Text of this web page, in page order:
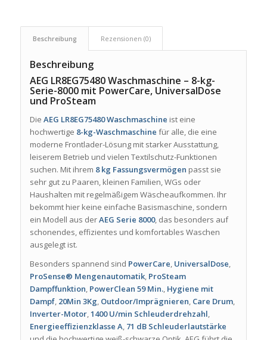
Beschreibung Rezensionen (0)
Beschreibung
AEG LR8EG75480 Waschmaschine – 8-kg-
Serie-8000 mit PowerCare, UniversalDose
und ProSteam
Die AEG LR8EG75480 Waschmaschine ist eine
hochwertige 8-kg-Waschmaschine für alle, die eine
moderne Frontlader-Lösung mit starker Ausstattung,
leiserem Betrieb und vielen Textilschutz-Funktionen
suchen. Mit ihrem 8 kg Fassungsvermögen passt sie
sehr gut zu Paaren, kleinen Familien, WGs oder
Haushalten mit regelmäßigem Wäscheaufkommen. Ihr
bekommt hier keine einfache Basismaschine, sondern
ein Modell aus derAEG Serie 8000, das besonders auf
schonendes, effizientes und komfortables Waschen
ausgelegt ist.
Besonders spannend sind PowerCare UniversalDose
ProSense® Mengenautomatik, ProSteam
Dampffunktion PowerClean 59 Min., Hygiene mit
Dampf, 20Min 3Kg Outdoor/Imprägnieren Care Drum,
Inverter-Motor, 1400 U/min Schleuderdrehzahl
Energieeffizienzklasse A 71 dB Schleuderlautstärke